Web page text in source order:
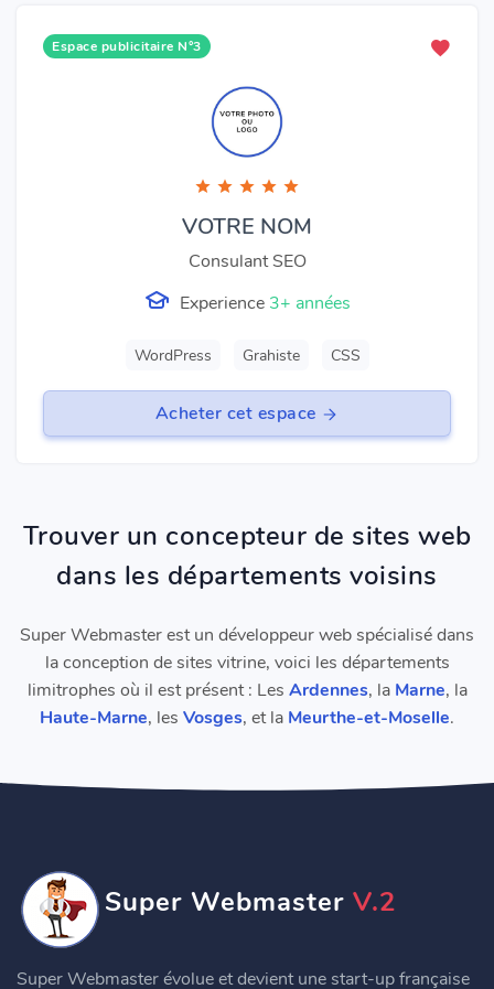
Espace publicitaire N°3
VOTRE NOM
Consulant SEO
Experience 3+ années
WordPress Grahiste CSS
Acheter cet espace
Trouver un concepteur de sites web
dans les départements voisins
Super Webmaster est un développeur web spécialisé dans
la conception de sites vitrine, voici les départements
limitrophes où il est présent : Les Ardennes, la Marne, la
Haute-Marne, les Vosges, et la Meurthe-et-Moselle.
Super Webmaster V.2
Super Webmaster évolue et devient une start-up française